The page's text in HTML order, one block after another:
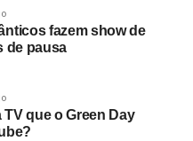
fazem show de
de pausa
TV que o Green Day